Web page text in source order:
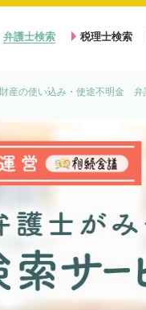
弁護士検索 税理士検索
産の使い込み・使途不明金 弁